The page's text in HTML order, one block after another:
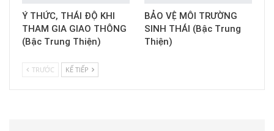
Ý THỨC, THÁI ĐỘ KHI
THAM GIA GIAO THÔNG
(Bậc Trung Thiện)
BẢO VỆ MÔI TRƯỜNG
SINH THÁI (Bậc Trung
Thiện)
TRƯỚC KẾ TIẾP